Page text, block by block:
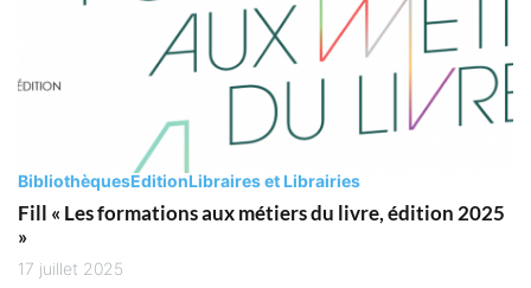
BibliothèquesEditionLibraires et Librairies
Fill « Les formations aux métiers du livre, édition 2025
»
17 juillet 2025